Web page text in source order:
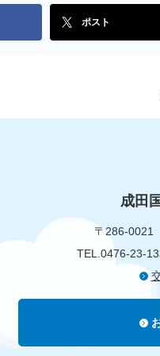
ポスト
成田
〒286-0021
TEL.0476-23-